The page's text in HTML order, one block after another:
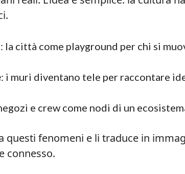
: la città come playground per chi si
: i muri diventano tele per raccontare
e crew come nodi di un
questi fenomeni e li traduce in
connesso.